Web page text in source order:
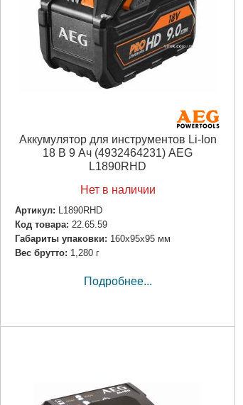
Аккумулятор для инструментов Li-Ion
18 В 9 Ач (4932464231) AEG
L1890RHD
Нет в наличии
Артикул:
L1890RHD
Код товара: 22.65.59
Габариты упаковки: 160x95x95 мм
Вес брутто: 1,280 г
Подробнее...